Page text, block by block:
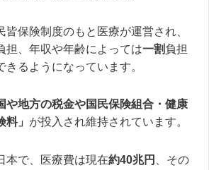
皆保険制度のもと医療が運営され、
担、年収や年齢によっては一割負担
きるようになっています。
や地方の税金や国民保険組合・健康
」 が投入され維持されています。
本で、医療費は現在約40兆円
、その